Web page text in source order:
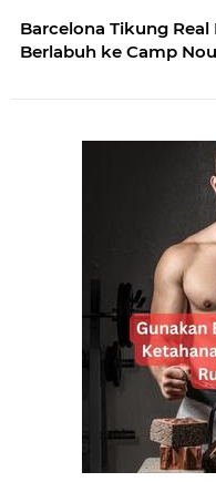
Barcelona Tikung
Berlabuh ke Camp Nou